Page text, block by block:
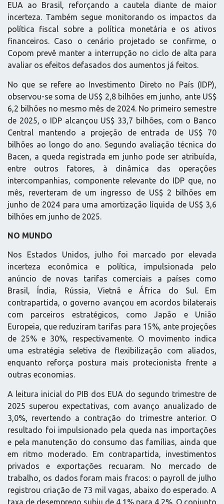
EUA ao Brasil, reforçando a cautela diante de maior
incerteza. Também segue monitorando os impactos da
política fiscal sobre a política monetária e os ativos
financeiros. Caso o cenário projetado se confirme, o
Copom prevê manter a interrupção no ciclo de alta para
avaliar os efeitos defasados dos aumentos já feitos.
No que se refere ao Investimento Direto no País (IDP),
observou-se soma de US$ 2,8 bilhões em junho, ante US$
6,2 bilhões no mesmo mês de 2024. No primeiro semestre
de 2025, o IDP alcançou US$ 33,7 bilhões, com o Banco
Central mantendo a projeção de entrada de US$ 70
bilhões ao longo do ano. Segundo avaliação técnica do
Bacen, a queda registrada em junho pode ser atribuída,
entre outros fatores, à dinâmica das operações
intercompanhias, componente relevante do IDP que, no
mês, reverteram de um ingresso de US$ 2 bilhões em
junho de 2024 para uma amortização líquida de US$ 3,6
bilhões em junho de 2025.
NO MUNDO
Nos Estados Unidos, julho foi marcado por elevada
incerteza econômica e política, impulsionada pelo
anúncio de novas tarifas comerciais a países como
Brasil, Índia, Rússia, Vietnã e África do Sul. Em
contrapartida, o governo avançou em acordos bilaterais
com parceiros estratégicos, como Japão e União
Europeia, que reduziram tarifas para 15%, ante projeções
de 25% e 30%, respectivamente. O movimento indica
uma estratégia seletiva de flexibilização com aliados,
enquanto reforça postura mais protecionista frente a
outras economias.
A leitura inicial do PIB dos EUA do segundo trimestre de
2025 superou expectativas, com avanço anualizado de
3,0%, revertendo a contração do trimestre anterior. O
resultado foi impulsionado pela queda nas importações
e pela manutenção do consumo das famílias, ainda que
em ritmo moderado. Em contrapartida, investimentos
privados e exportações recuaram. No mercado de
trabalho, os dados foram mais fracos: o payroll de julho
registrou criação de 73 mil vagas, abaixo do esperado. A
taxa de desemprego subiu de 4,1% para 4,2%. O conjunto